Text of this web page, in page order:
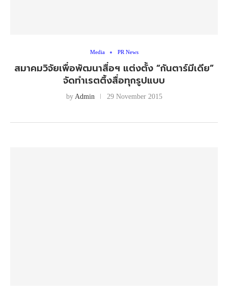
Media PR News
สมาคมวิจัยเพื่อพัฒนาสื่อฯ แต่งตั้ง “กันตาร์มีเดีย”
จัดทำเรตติ้งสื่อทุกรูปแบบ
by Admin 29 November 2015